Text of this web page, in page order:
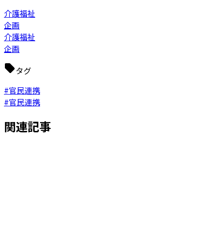
介護福祉
企画
介護福祉
企画
タグ
#官民連携
#官民連携
関連記事